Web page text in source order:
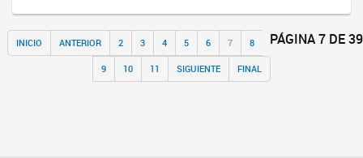
PÁGINA 7 DE 39
INICIO ANTERIOR 2 3 4 5 6 7 8
9 10 11 SIGUIENTE FINAL